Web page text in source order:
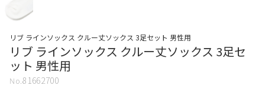
リブ ラインソックス クルー丈ソックス 3足セット 男性用
リブ ラインソックス クルー丈ソックス 3足セ
ット 男性用
81662700